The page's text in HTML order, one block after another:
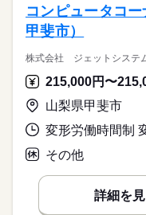
コンピュータコ
甲斐市）
株式会社 ジェットシステ
山梨県甲斐市
その他
詳細を